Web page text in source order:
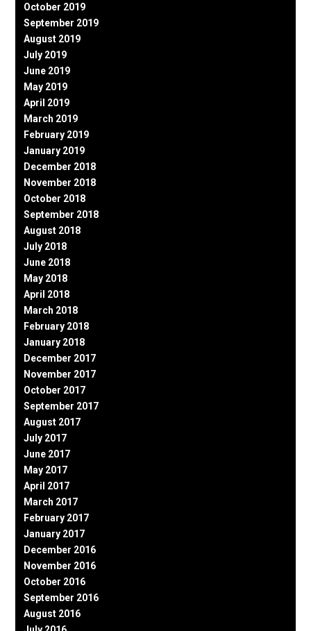
October 2019
September 2019
August 2019
July 2019
June 2019
May 2019
April 2019
March 2019
February 2019
January 2019
December 2018
November 2018
October 2018
September 2018
August 2018
July 2018
June 2018
May 2018
April 2018
March 2018
February 2018
January 2018
December 2017
November 2017
October 2017
September 2017
August 2017
July 2017
June 2017
May 2017
April 2017
March 2017
February 2017
January 2017
December 2016
November 2016
October 2016
September 2016
August 2016